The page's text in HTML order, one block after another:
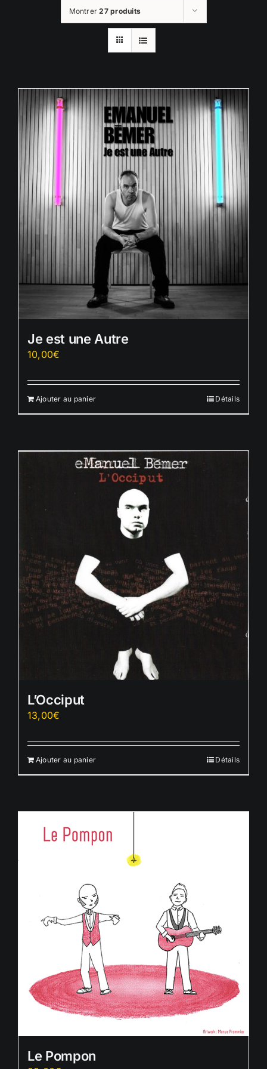
Montrer27 produits
Je est une Autre
10,00€
Ajouter au panier Détails
L’Occiput
13,00€
Ajouter au panier Détails
Le Pompon